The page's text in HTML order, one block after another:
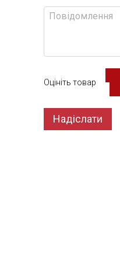
Оцініть товар
Надіслати